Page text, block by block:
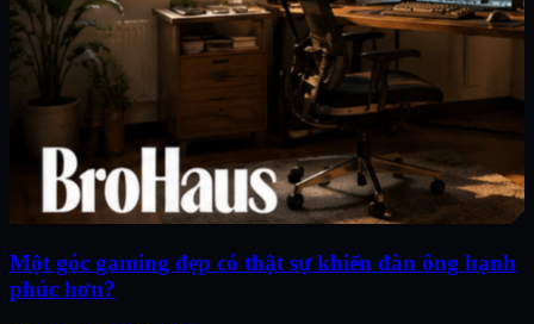
Một góc gaming đẹp có thật sự khiến đàn ông hạnh
phúc hơn?